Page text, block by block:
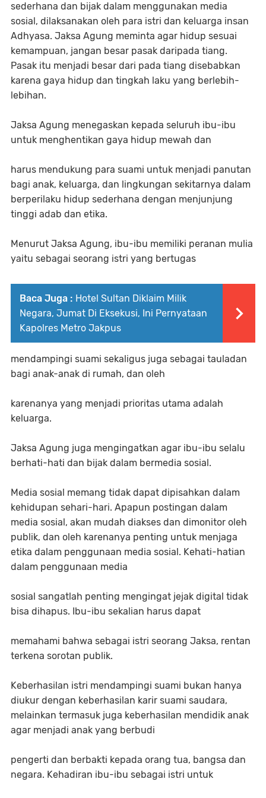
sederhana dan bijak dalam menggunakan media
sosial, dilaksanakan oleh para istri dan keluarga insan
Adhyasa. Jaksa Agung meminta agar hidup sesuai
kemampuan, jangan besar pasak daripada tiang.
Pasak itu menjadi besar dari pada tiang disebabkan
karena gaya hidup dan tingkah laku yang berlebih-
lebihan.
Jaksa Agung menegaskan kepada seluruh ibu-ibu
untuk menghentikan gaya hidup mewah dan
harus mendukung para suami untuk menjadi panutan
bagi anak, keluarga, dan lingkungan sekitarnya dalam
berperilaku hidup sederhana dengan menjunjung
tinggi adab dan etika.
Menurut Jaksa Agung, ibu-ibu memiliki peranan mulia
yaitu sebagai seorang istri yang bertugas
Baca Juga : Hotel Sultan Diklaim Milik
Negara, Jumat Di Eksekusi, Ini Pernyataan
Kapolres Metro Jakpus
mendampingi suami sekaligus juga sebagai tauladan
bagi anak-anak di rumah, dan oleh
karenanya yang menjadi prioritas utama adalah
keluarga.
Jaksa Agung juga mengingatkan agar ibu-ibu selalu
berhati-hati dan bijak dalam bermedia sosial.
Media sosial memang tidak dapat dipisahkan dalam
kehidupan sehari-hari. Apapun postingan dalam
media sosial, akan mudah diakses dan dimonitor oleh
publik, dan oleh karenanya penting untuk menjaga
etika dalam penggunaan media sosial. Kehati-hatian
dalam penggunaan media
sosial sangatlah penting mengingat jejak digital tidak
bisa dihapus. Ibu-ibu sekalian harus dapat
memahami bahwa sebagai istri seorang Jaksa, rentan
terkena sorotan publik.
Keberhasilan istri mendampingi suami bukan hanya
diukur dengan keberhasilan karir suami saudara,
melainkan termasuk juga keberhasilan mendidik anak
agar menjadi anak yang berbudi
pengerti dan berbakti kepada orang tua, bangsa dan
negara. Kehadiran ibu-ibu sebagai istri untuk